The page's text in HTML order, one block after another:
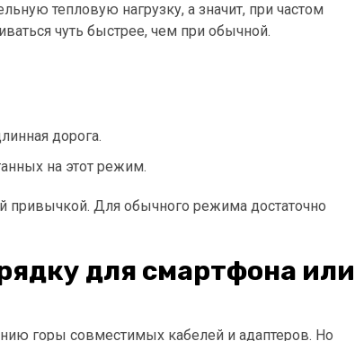
тепловую нагрузку, а значит, при частом
чуть быстрее, чем при обычной.
дорога.
на этот режим.
привычкой. Для обычного режима достаточно
для смартфона или
горы совместимых кабелей и адаптеров. Но